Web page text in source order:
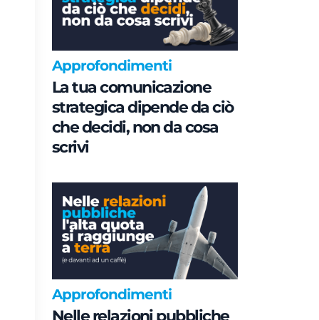
Approfondimenti
La tua comunicazione
strategica dipende da ciò
che decidi, non da cosa
scrivi
Approfondimenti